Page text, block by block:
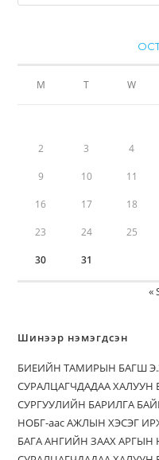
M T W
2 3 4
9 10 11
16 17 18
23 24 25
30 31
«
Шинээр нэмэгдсэн
БИЕИЙН ТАМИРЫН БАГШ
СУРАЛЦАГЧДАДАА ХАЛУУН
CУРГУУЛИЙН БАРИЛГА
НОБГ-аас АЖЛЫН ХЭСЭГ
БАГА АНГИЙН ЗААХ